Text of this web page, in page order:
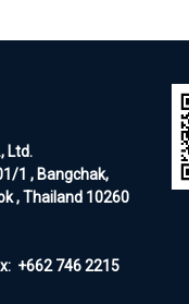
Ltd.
1 , Bangchak,
, Thailand 10260
+662 746 2215